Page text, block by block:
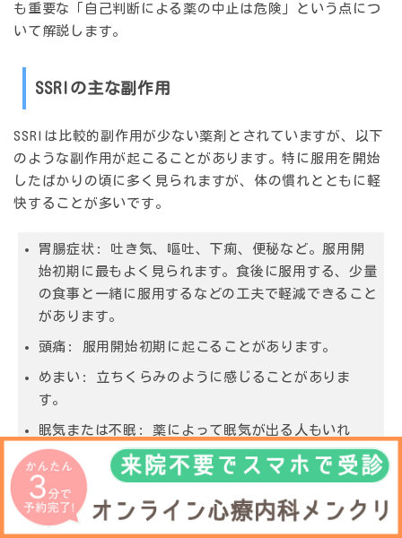
も重要な「自己判断による薬の中止は危険」という点につ
いて解説します。
SSRIの主な副作用
SSRIは比較的副作用が少ない薬剤とされていますが、以下
のような副作用が起こることがあります。特に服用を開始
したばかりの頃に多く見られますが、体の慣れとともに軽
快することが多いです。
胃腸症状:
吐き気、嘔吐、下痢、便秘など。服用開
始初期に最もよく見られます。食後に服用する、少量
の食事と一緒に服用するなどの工夫で軽減できること
があります。
頭痛: 服用開始初期に起こることがあります。
めまい:
立ちくらみのように感じることがありま
す。
眠気または不眠:
薬によって眠気が出る人もいれ
ば、目が覚めてしまう人もいます。服用タイミングを
調整することで改善することがあります（例：眠気が
出るなら夜、不眠になるなら朝）。
口渇: 口が乾く感じがします。